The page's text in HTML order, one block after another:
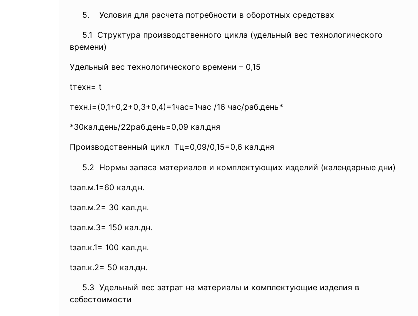
5. Условия для расчета потребности в оборотных средствах
5.1 Структура производственного цикла (удельный вес технологического
времени)
Удельный вес технологического времени – 0,15
tтехн= t
техн.i=(0,1+0,2+0,3+0,4)=1час=1час /16 час/раб.день*
*30кал.день/22раб.день=0,09 кал.дня
Производственный цикл Tц=0,09/0,15=0,6 кал.дня
5.2 Нормы запаса материалов и комплектующих изделий (календарные дни)
tзап.м.1=60 кал.дн.
tзап.м.2= 30 кал.дн.
tзап.м.3= 150 кал.дн.
tзап.к.1= 100 кал.дн.
tзап.к.2= 50 кал.дн.
5.3 Удельный вес затрат на материалы и комплектующие изделия в
себестоимости